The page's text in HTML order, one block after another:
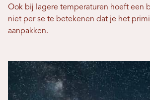
Ook bij lagere temperaturen hoeft een
niet per se te betekenen dat je het
aanpakken.